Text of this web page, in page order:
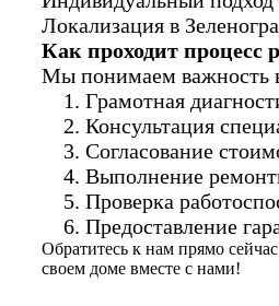
Локализация в
Как проходит процесс
Мы понимаем важность
Грамотная
Консультация
Согласование
Выполнение
Проверка
Предоставление
Обратитесь к нам прямо
своем доме вместе с нами!